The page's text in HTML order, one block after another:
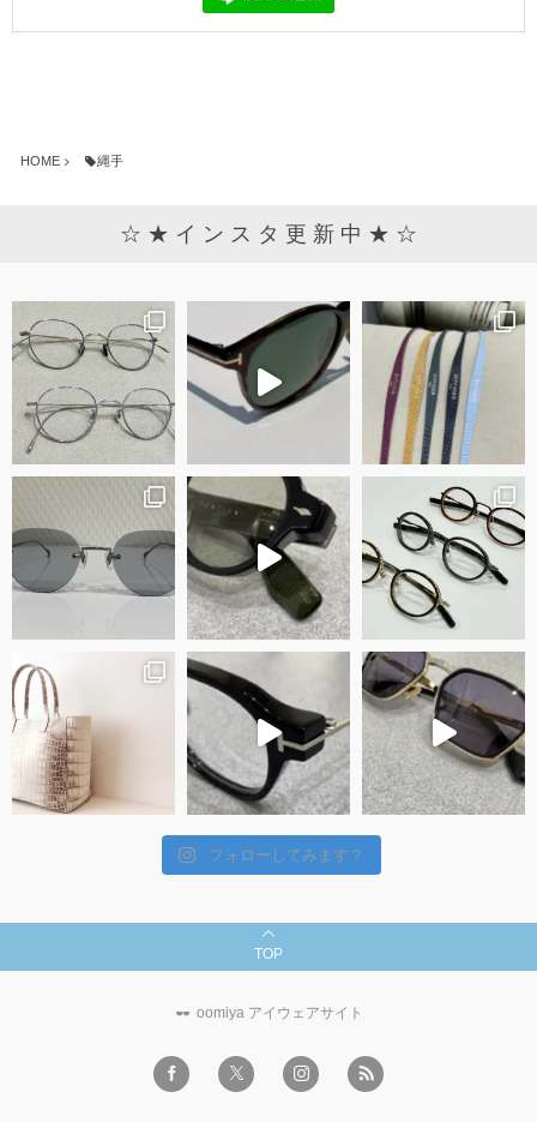
HOME 縄手
☆ ★ イ ン ス タ 更 新 中 ★ ☆
フォローしてみます？
TOP
oomiya アイウェアサイト